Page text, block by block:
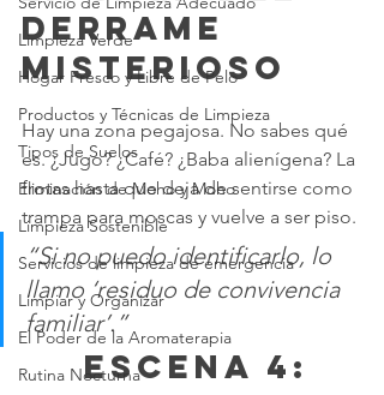
Limpieza Verde
Hogar Fresco y Libre de Pelo
Productos y Técnicas de Limpieza
Tipos de Suelos
Eliminación de Moho y Moho
Limpieza Sostenible
Servicios de limpieza de emergencia
Limpiar y Organizar
El Poder de la Aromaterapia
Rutina Nocturna
derrame
misterioso
Hay una zona pegajosa. No sabes qué
es. ¿Jugo? ¿Café? ¿Baba alienígena? La
frotas hasta que deja de sentirse como
trampa para moscas y vuelve a ser piso.
“Si no puedo identificarlo, lo
llamo ‘residuo de convivencia
familiar’.”
	 Escena 4: